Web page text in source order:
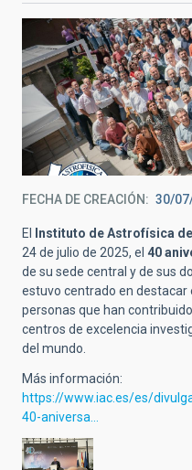
navegación
FECHA DE CREACIÓN 30/
El Instituto de Astrofísica
24 de julio de 2025, el 40
de su sede central y de sus
estuvo centrado en destacar
personas que han
centros de excelencia
del mundo.
Más información:
https://www.iac.es/es/
40-aniversa…